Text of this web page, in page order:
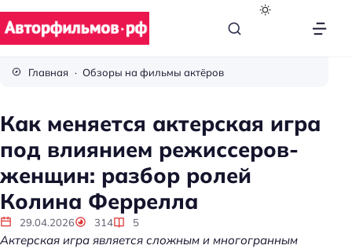
р
о
и
н
о
Главная Обзоры на фильмы актёров
Как меняется актерская игра
под влиянием режиссеров-
женщин: разбор ролей
Колина Феррелла
29.04.2026 314 5
Актерская игра является сложным и многогранным